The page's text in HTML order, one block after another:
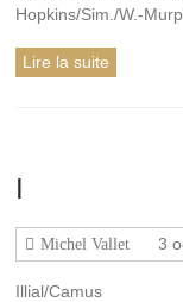
Hopkins/Sim./W.-
Lire la suite
I
Michel Vallet 3
Illial/Camus